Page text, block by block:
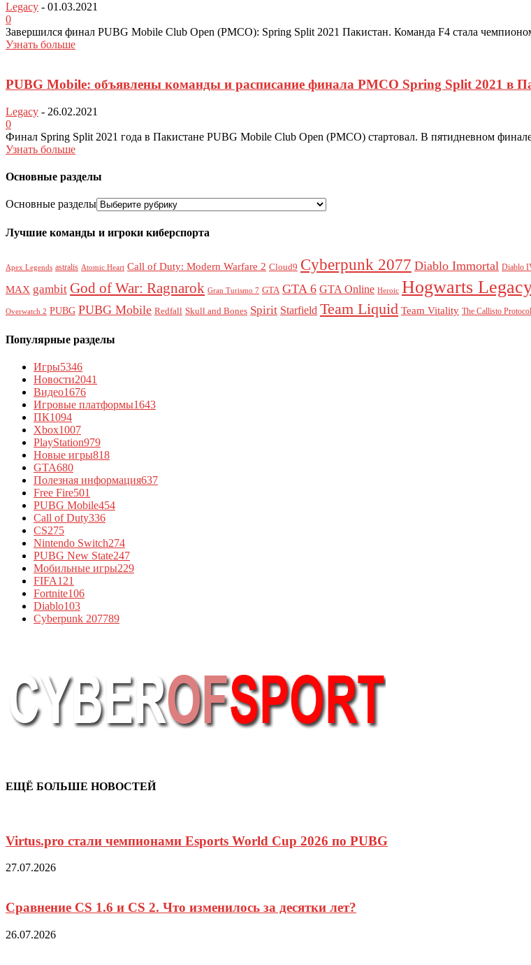
Legacy - 01.03.2021
0
Завершился финал PUBG Mobile Club Open (PMCO): Spring Split 2021 Пакистан. Команда F4 стала
Узнать больше
PUBG Mobile: объявлены команды и расписание финала PMCO Spring Split 2021 в
Legacy - 26.02.2021
0
Финал Spring Split 2021 года в Пакистане PUBG Mobile Club Open (PMCO) стартовал. В пятидневном
Узнать больше
Основные разделы
Основные разделы
Лучшие команды и игроки киберспорта
Apex Legends astralis Atomic Heart Call of Duty: Modern Warfare 2 Cloud9 Cyberpunk 2077 Diablo Immortal Diablo
MAX gambit God of War: Ragnarok Gran Turismo 7 GTA GTA 6 GTA Online Heroic Hogwarts
Overwatch 2 PUBG PUBG Mobile Redfall Skull and Bones Spirit Starfield Team Liquid Team Vitality The Callisto Protocol
Популярные разделы
Игры5346
Новости2041
Видео1676
Игровые платформы1643
ПК1094
Xbox1007
PlayStation979
Новые игры818
GTA680
Полезная информация637
Free Fire501
PUBG Mobile454
Call of Duty336
CS275
Nintendo Switch274
PUBG New State247
Мобильные игры229
FIFA121
Fortnite106
Diablo103
Cyberpunk 207789
ЕЩЁ БОЛЬШЕ НОВОСТЕЙ
Virtus.pro стали чемпионами Esports World Cup 2026 по PUBG
27.07.2026
Сравнение CS 1.6 и CS 2. Что изменилось за десятки лет?
26.07.2026